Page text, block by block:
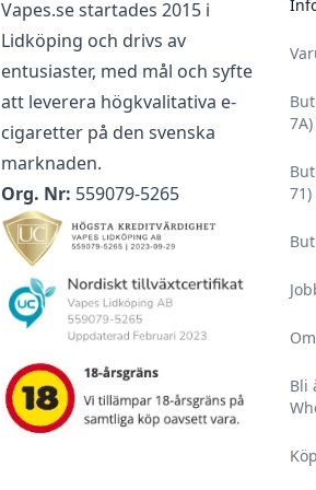
Vapes.se startades 2015 i
Lidköping och drivs av
entusiaster, med mål och syfte
att leverera högkvalitativa e-
cigaretter på den svenska
marknaden.
Org. Nr: 559079-5265
7A)
71)
Bli